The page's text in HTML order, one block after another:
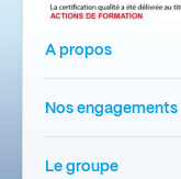
A propos
Nos engagements
Le groupe